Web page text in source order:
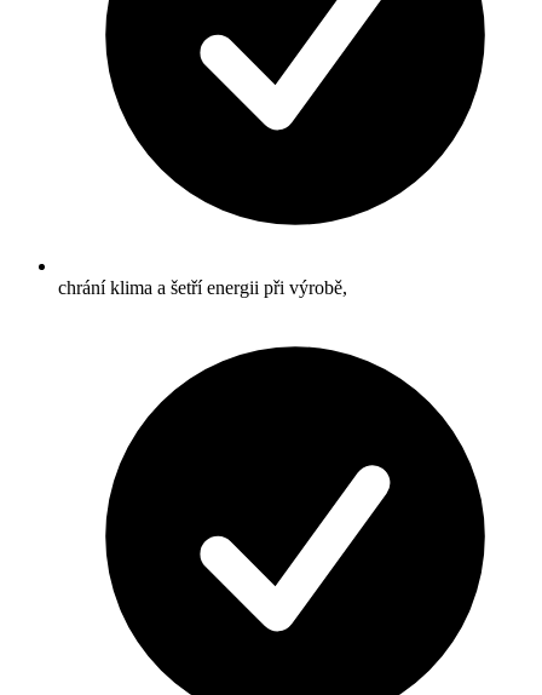
chrání klima a šetří energii při výrobě,